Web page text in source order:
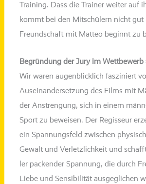
Training. Dass die Trainer wei­ter auf
kommt bei den Mitschülern nicht gut
Freundschaft mit Matteo beginnt zu
Begründung der Jury im Wettbewerb
Wir waren augen­blick­lich fas­zi­niert
Auseinandersetzung des Films mit
der Anstrengung, sich in einem
Sport zu bewei­sen. Der Regisseur
ein Spannungsfeld zwi­schen
Gewalt und Verletzlichkeit und
ler packen­der Spannung, die durch
Liebe und Sensibilität aus­ge­gli­chen